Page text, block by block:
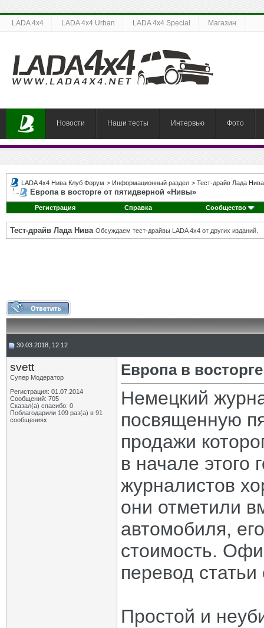
LADA 4x4 LADA 4x4 Urban LADA 4x4 Special Магазин
Новости Наши тесты Интервью Фото
LADA 4x4 Нива Клуб Форум > Информационный раздел > Тест-драйв Лада Нива
Европа в восторге от пятидверной «Нивы»
Регистрация Справка Сообщество
Тест-драйв Лада Нива Обсуждаем тест-драйвы LADA 4x4 от других изданий.
30.03.2018, 12:12
svett
Супер Модератор
Регистрация: 01.07.2014
Сообщений: 705
Сказал(а) спасибо: 0
Поблагодарили 109 раз(а) в 91
сообщениях
Европа в
Немецкий
посвященную
продажи
в начале этого
журналистов
они отметили
автомобиля,
стоимость.
перевод
Простой и